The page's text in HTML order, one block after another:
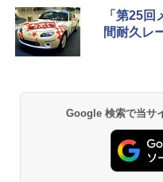
「第25
間耐久レ
Google 検索で当サ